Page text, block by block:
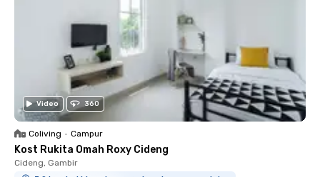
Video 360
Coliving • Campur
Kost Rukita Omah Roxy Cideng
Cideng, Gambir